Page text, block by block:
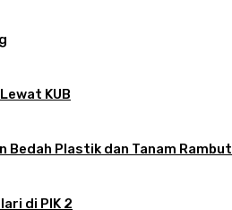
KUB
Bedah Plastik dan Tanam Rambut
di PIK 2